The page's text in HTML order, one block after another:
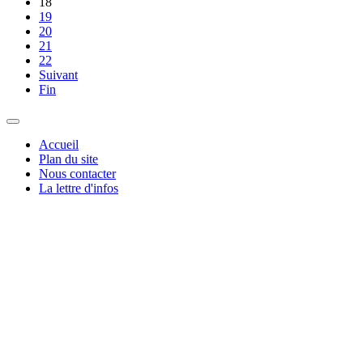
19
20
21
22
Suivant
Fin
Accueil
Plan du site
Nous contacter
La lettre d'infos